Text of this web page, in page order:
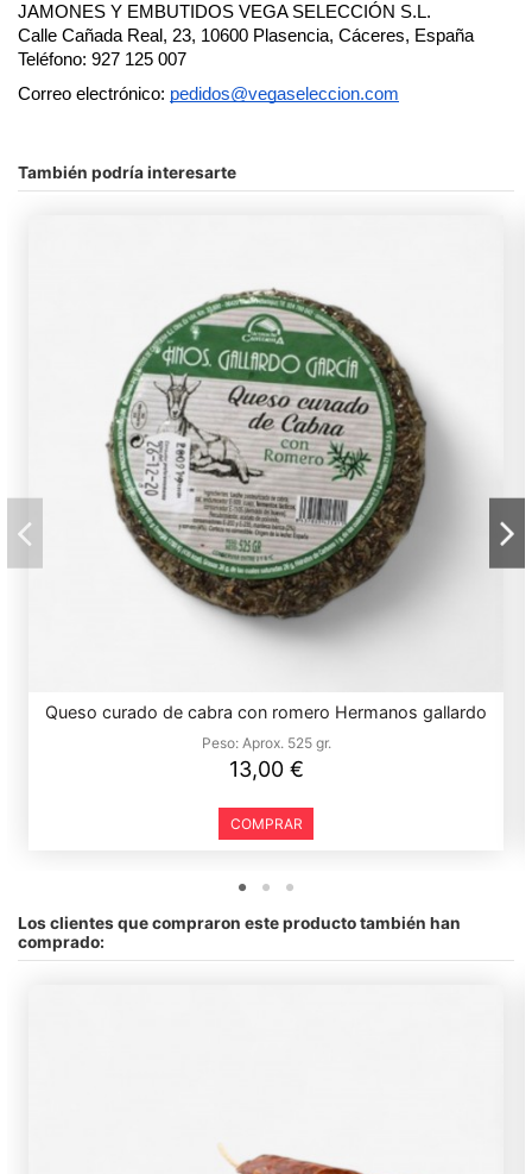
JAMONES Y EMBUTIDOS VEGA SELECCIÓN S.L.
Calle Cañada Real, 23, 10600 Plasencia, Cáceres, España
Teléfono: 927 125 007
Correo electrónico: pedidos@vegaseleccion.com
En stock 56 Artículos
También podría interesarte
Queso curado de cabra con romero Hermanos gallardo
Peso: Aprox. 525 gr.
13,00 €
COMPRAR
Los clientes que compraron este producto también han
comprado: